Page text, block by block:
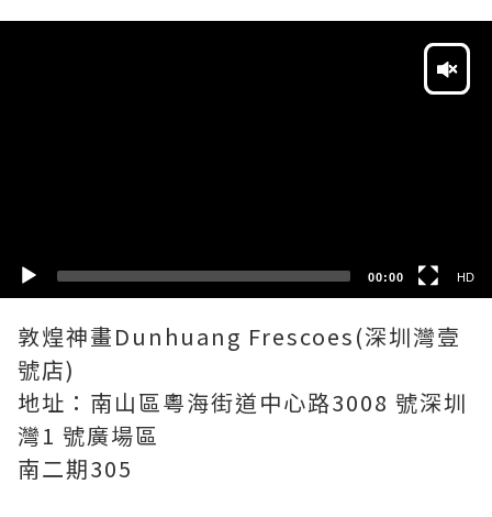
00:00 HD
敦煌神畫Dunhuang Frescoes(深圳灣壹
號店)
地址：南山區粵海街道中心路3008 號深圳
灣1 號廣場區
南二期305